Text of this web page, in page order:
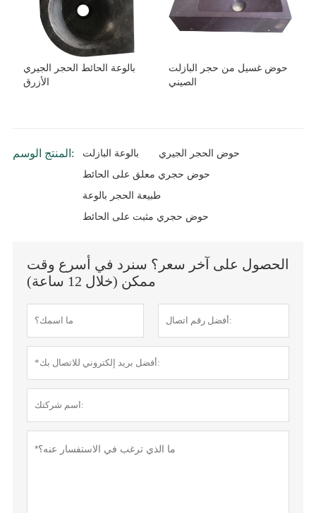
بالوعة الحائط الحجر الجيري
الأزرق
حوض غسيل من حجر البازلت
الصيني
المنتج الوسم: بالوعة البازلت
حوض الحجر الجيري
حوض حجري معلق على الحائط
طبيعة الحجر بالوعة
حوض حجري مثبت على الحائط
الحصول على آخر سعر؟ سنرد في أسرع وقت
ممكن (خلال 12 ساعة)